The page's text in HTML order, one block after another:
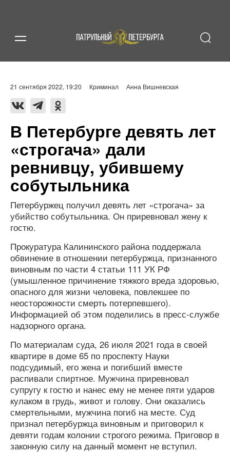
21 сентября 2022, 19:20 Криминал Анна Вишневская
В Петербурге девять лет
«строгача» дали
ревнивцу, убившему
собутыльника
Петербуржец получил девять лет «строгача» за
убийство собутыльника. Он приревновал жену к
гостю.
Прокуратура Калининского района поддержала
обвинение в отношении петербуржца, признанного
виновным по части 4 статьи 111 УК РФ
(умышленное причинение тяжкого вреда здоровью,
опасного для жизни человека, повлекшее по
неосторожности смерть потерпевшего).
Информацией об этом поделились в пресс-службе
надзорного органа.
По материалам суда, 26 июля 2021 года в своей
квартире в доме 65 по проспекту Науки
подсудимый, его жена и погибший вместе
распивали спиртное. Мужчина приревновал
супругу к гостю и нанес ему не менее пяти ударов
кулаком в грудь, живот и голову. Они оказались
смертельными, мужчина погиб на месте. Суд
признал петербуржца виновным и приговорил к
девяти годам колонии строгого режима. Приговор в
законную силу на данный момент не вступил.